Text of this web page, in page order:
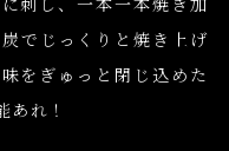
でじっくりと焼き上げ
をぎゅっと閉じ込めた
あれ！